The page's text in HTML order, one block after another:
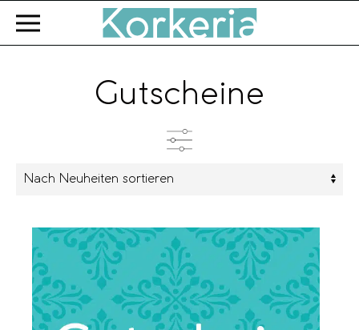
Zum Hauptinhalt springen
Gutscheine
Kategorien
Preis
CHF 30
CHF 500
30 148 265 383 500